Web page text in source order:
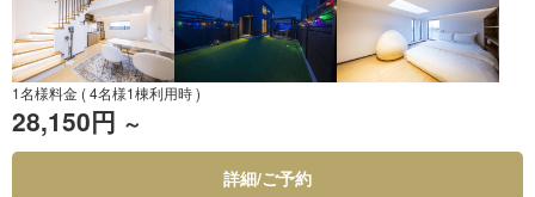
1名様料金 ( 4名様1棟利用時 )
28,150円 ～
詳細/ご予約